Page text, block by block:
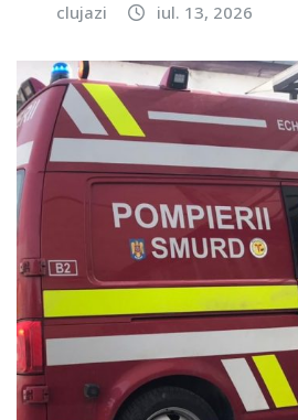
clujazi iul. 13, 2026